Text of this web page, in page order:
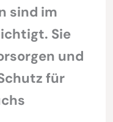
sind im
Sie
und
für